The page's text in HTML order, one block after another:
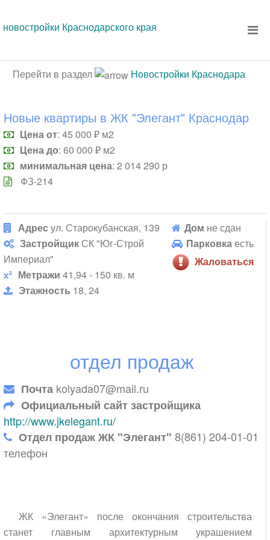
новостройки Краснодарского края
Перейти в раздел Новостройки Краснодара
Новые квартиры в ЖК "Элегант" Краснодар
Цена от: 45 000 ₽ м2
Цена до: 60 000 ₽ м2
минимальная цена: 2 014 290 р
ФЗ-214
Дом не сдан
Парковкаесть
Жаловаться
Адресул. Старокубанская, 139
Застройщик СК "Юг-Строй
Империал"
Метражи 41,94 - 150 кв. м
Этажность 18, 24
отдел продаж
Почта kolyada07@mail.ru
Официальный сайт застройщика
http://www.jkelegant.ru/
Отдел продаж ЖК "Элегант" 8(861) 204-01-01
телефон
ЖК «Элегант» после окончания строительства
станет главным архитектурным украшением